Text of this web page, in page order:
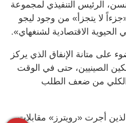
الرئيس التنفيذي لمجموعة
لا يتجزأ» من وجود ليجو
الاقتصادية لشنغهاي».
على متانة الإنفاق الذي يركز
الصينيين، حتى في الوقت
الكلي من ضعف الطلب
أجرت «رويترز» مقابلات